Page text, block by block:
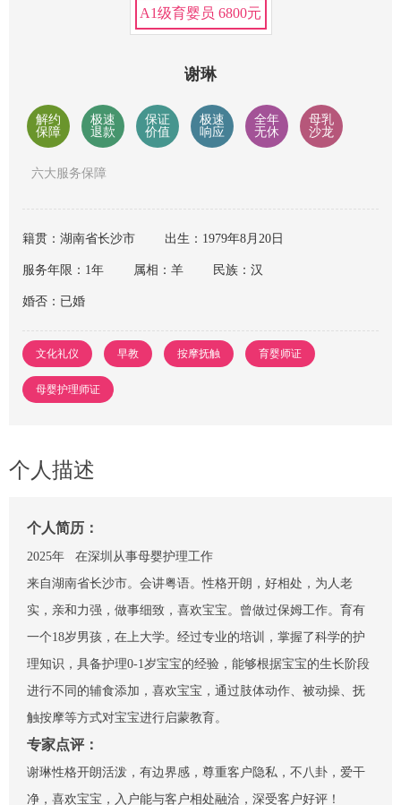
A1级育婴员 6800元
谢琳
解约
保障
极速
退款
保证
价值
极速
响应
全年
无休
母乳
沙龙
六大服务保障
籍贯：湖南省长沙市 出生：1979年8月20日
服务年限：1年 属相：羊 民族：汉
婚否：已婚
文化礼仪 早教 按摩抚触 育婴师证
母婴护理师证
个人描述
个人简历：
2025年 在深圳从事母婴护理工作
来自湖南省长沙市。会讲粤语。性格开朗，好相处，为人老
实，亲和力强，做事细致，喜欢宝宝。曾做过保姆工作。育有
一个18岁男孩，在上大学。经过专业的培训，掌握了科学的护
理知识，具备护理0-1岁宝宝的经验，能够根据宝宝的生长阶段
进行不同的辅食添加，喜欢宝宝，通过肢体动作、被动操、抚
触按摩等方式对宝宝进行启蒙教育。
专家点评：
谢琳性格开朗活泼，有边界感，尊重客户隐私，不八卦，爱干
净，喜欢宝宝，入户能与客户相处融洽，深受客户好评！